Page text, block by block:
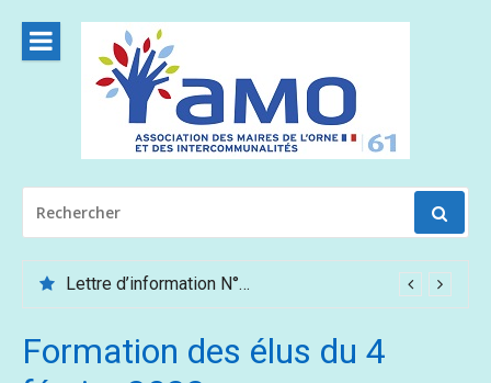
contenu
POUR
:
Lettre d’information N°62 – Mai /Juin 2026
Formation des élus du 4